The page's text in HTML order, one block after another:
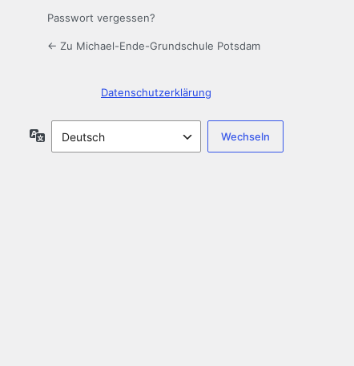
Passwort vergessen?
← Zu Michael-Ende-Grundschule Potsdam
Datenschutzerklärung
Sprache